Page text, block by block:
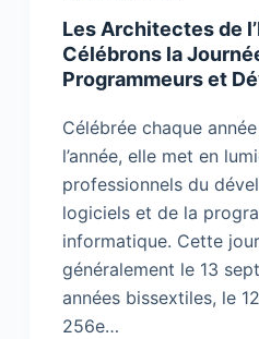
Les Architectes de
Célébrons la
Programmeurs et
Célébrée chaque
l’année, elle met en
professionnels du
logiciels et de la
informatique. Cette
généralement le 13
années bissextiles, le
256e…